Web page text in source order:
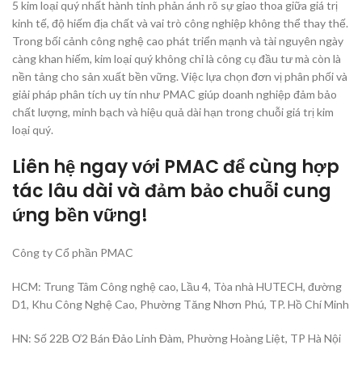
5 kim loại quý nhất hành tinh phản ánh rõ sự giao thoa giữa giá trị
kinh tế, độ hiếm địa chất và vai trò công nghiệp không thể thay thế.
Trong bối cảnh công nghệ cao phát triển mạnh và tài nguyên ngày
càng khan hiếm, kim loại quý không chỉ là công cụ đầu tư mà còn là
nền tảng cho sản xuất bền vững. Việc lựa chọn đơn vị phân phối và
giải pháp phân tích uy tín như PMAC giúp doanh nghiệp đảm bảo
chất lượng, minh bạch và hiệu quả dài hạn trong chuỗi giá trị kim
loại quý.
Liên hệ ngay với PMAC để cùng hợp
tác lâu dài và đảm bảo chuỗi cung
ứng bền vững!
Công ty Cổ phần PMAC
HCM: Trung Tâm Công nghệ cao, Lầu 4, Tòa nhà HUTECH, đường
D1, Khu Công Nghệ Cao, Phường Tăng Nhơn Phú, TP. Hồ Chí Minh
HN: Số 22B Ơ2 Bán Đảo Linh Đàm, Phường Hoàng Liệt, TP Hà Nội